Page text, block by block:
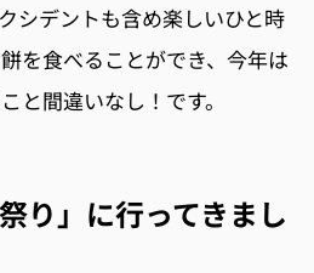
シデントも含め楽しいひと時
を食べることができ、今年は
と間違いなし！です。
り」に行ってきまし